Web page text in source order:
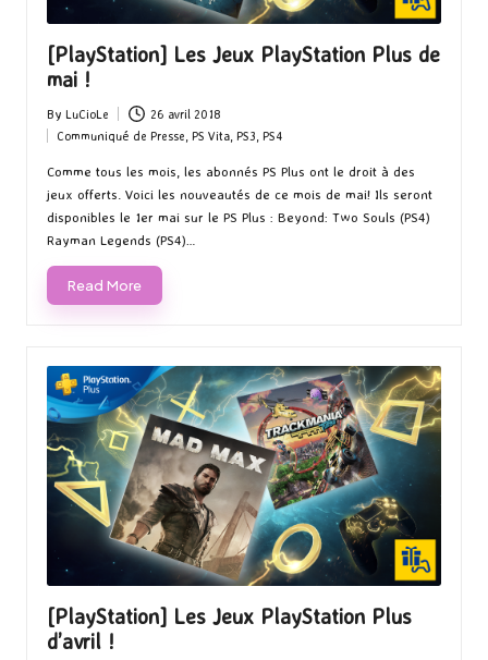
[PlayStation] Les Jeux PlayStation Plus de
mai !
Posted
by
By LuCioLe 26 avril 2018
Posted
in
Communiqué de Presse PS Vita PS3 PS4
Comme tous les mois, les abonnés PS Plus ont le droit à des
jeux offerts. Voici les nouveautés de ce mois de mai! Ils seront
disponibles le 1er mai sur le PS Plus : Beyond: Two Souls (PS4)
Rayman Legends (PS4)…
Read More
[PlayStation] Les Jeux PlayStation Plus
d’avril !